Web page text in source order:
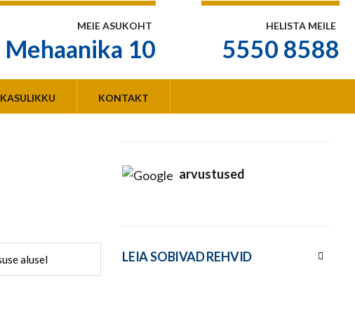
MEIE ASUKOHT
Mehaanika 10
HELISTA MEILE
5550 8588
KASULIKKU KONTAKT
arvustused
LEIA SOBIVAD REHVID